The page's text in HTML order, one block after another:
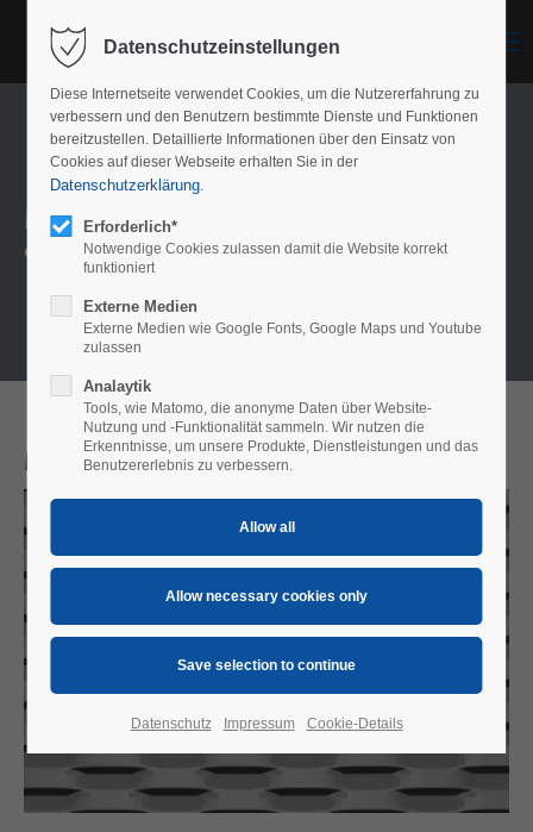
Model overview
Our meshes
Model Wiesbaden
Datenschutzeinstellungen
Diese Internetseite verwendet Cookies, um die Nutzererfahrung zu
verbessern und den Benutzern bestimmte Dienste und Funktionen
bereitzustellen. Detaillierte Informationen über den Einsatz von
Cookies auf dieser Webseite erhalten Sie in der
Datenschutzerklärung.
Erforderlich*
Notwendige Cookies zulassen damit die Website korrekt
funktioniert
Externe Medien
Externe Medien wie Google Fonts, Google Maps und Youtube
zulassen
Analaytik
Tools, wie Matomo, die anonyme Daten über Website-
Nutzung und -Funktionalität sammeln. Wir nutzen die
Erkenntnisse, um unsere Produkte, Dienstleistungen und das
Benutzererlebnis zu verbessern.
Datenschutz Impressum Cookie-Details